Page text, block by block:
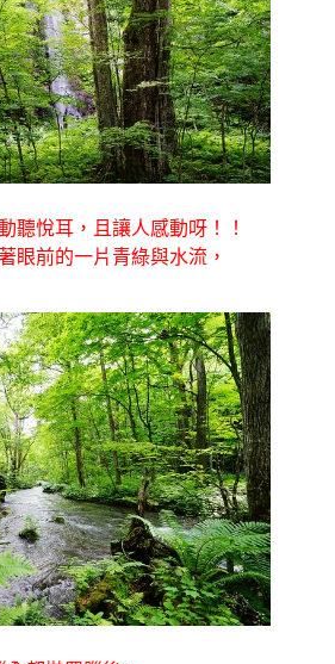
聽悅耳，且讓人感動呀！！
眼前的一片青綠與水流，